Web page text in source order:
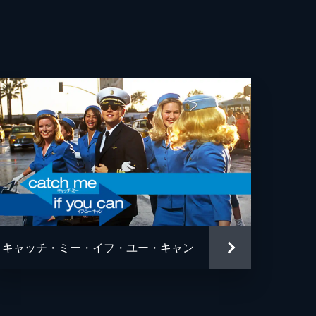
・スポーク
・カッシュ
ー・イアン
ソン・ブレア
ン・チャゼル
キャッチ・ミー・イフ・ユー・キャン